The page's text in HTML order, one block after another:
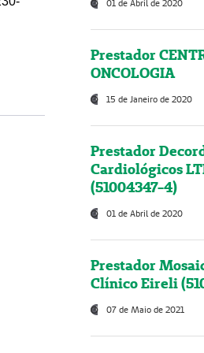
01 de Abril de 2020
Prestador
ONCOLOGIA
15 de Janeiro de 2020
Prestador
Cardiológicos
(51004347-4)
01 de Abril de 2020
Prestador
Clínico Eireli
07 de Maio de 2021